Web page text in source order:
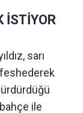
İSTİYOR
sarı
ile